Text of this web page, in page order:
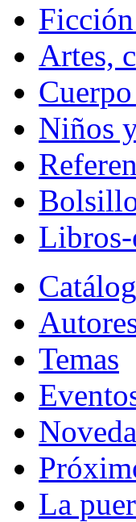
Artes,
Niños
Libros-
Temas
La